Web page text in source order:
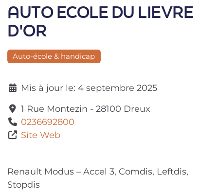
conduite
adaptée
AUTO ECOLE DU LIEVRE
D'OR
Auto-école & handicap
Mis à jour le: 4 septembre 2025
1 Rue Montezin - 28100 Dreux
0236692800
Site Web
Renault Modus – Accel 3, Comdis, Leftdis,
Stopdis